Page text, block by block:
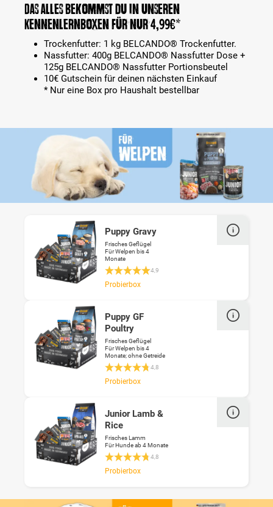
Das alles bekommst du in unseren
Kennenlernboxen für nur 4,99€*
Trockenfutter: 1 kg BELCANDO® Trockenfutter.
Nassfutter: 400g BELCANDO® Nassfutter Dose +
125g BELCANDO® Nassfutter Portionsbeutel
10€ Gutschein für deinen nächsten Einkauf
* Nur eine Box pro Haushalt bestellbar
Puppy Gravy
Frisches Geflügel
Für Welpen bis 4
Monate
Durchschnittliche Bewertung 4.9 von 5
4,9
Probierbox
Puppy GF
Poultry
Frisches Geflügel
Für Welpen bis 4
Monate; ohne Getreide
Durchschnittliche Bewertung 4.8 von 5
4,8
Probierbox
Junior Lamb &
Rice
Frisches Lamm
Für Hunde ab 4 Monate
Durchschnittliche Bewertung 4.8 von 5
4,8
Probierbox